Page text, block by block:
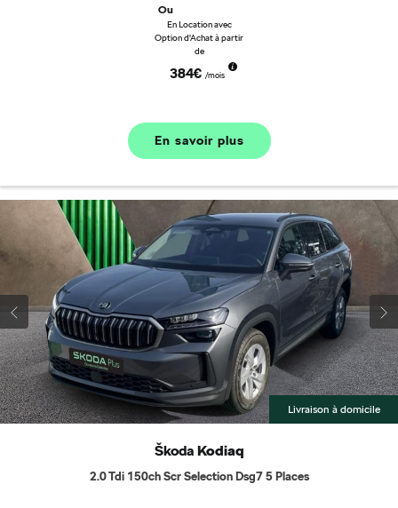
Ou
En Location avec
Option d'Achat à partir
de
384€ /mois
En savoir plus
Livraison à domicile
Škoda Kodiaq
2.0 Tdi 150ch Scr Selection Dsg7 5 Places